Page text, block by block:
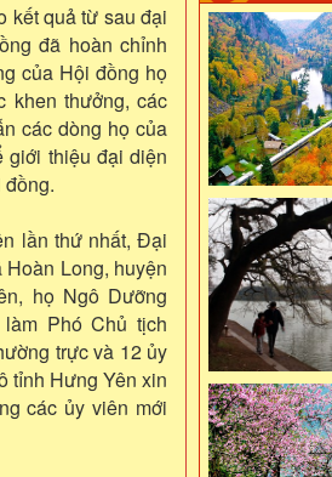
kết quả từ sau đại
đã hoàn chỉnh
của Hội đồng họ
khen thưởng, các
các dòng họ của
giới thiệu đại diện
lần thứ nhất, Đại
Long, huyện
họ Ngô Dưỡng
Phó Chủ tịch
trực và 12 ủy
tỉnh Hưng Yên xin
các ủy viên mới